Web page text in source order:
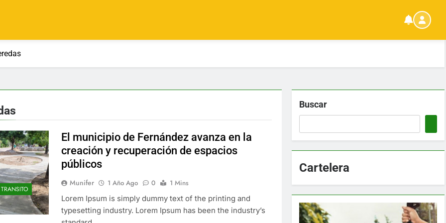
TRANSITO
El municipio de Fernández avanza en la
creación y recuperación de espacios
públicos
Munifer 1 Año Ago 0
1 Mins
Lorem Ipsum is simply dummy text of the printing and
typesetting industry. Lorem Ipsum has been the industry’s
Buscar
Cartelera